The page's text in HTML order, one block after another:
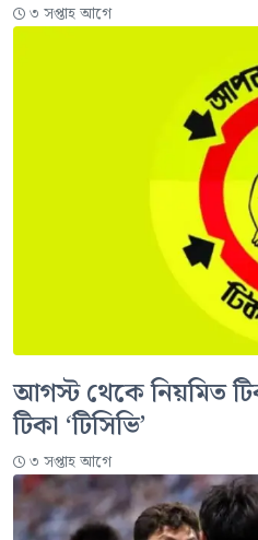
৩ সপ্তাহ আগে
আগস্ট থেকে নিয়মিত
টিকা ‘টিসিভি’
৩ সপ্তাহ আগে